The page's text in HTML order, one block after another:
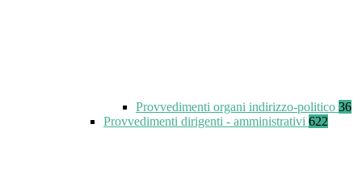
Provvedimenti organi indirizzo-politico 36
Provvedimenti dirigenti - amministrativi 622